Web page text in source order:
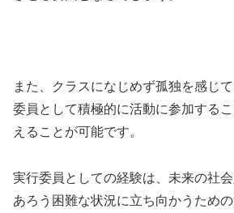
また、クラスになじめず孤独を感じ
委員として積極的に活動に参加する
えることが可能です。
実行委員としての経験は、未来の社
あろう困難な状況に立ち向かうため